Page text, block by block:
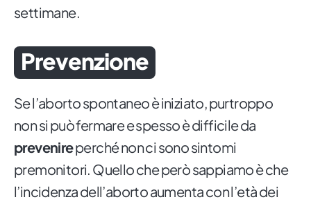
settimane.
Prevenzione
Se l’aborto spontaneo è iniziato, purtroppo
non si può fermare e spesso è difficile da
prevenireperché non ci sono sintomi
premonitori. Quello che però sappiamo è che
l’incidenza dell’aborto aumenta con l’età dei